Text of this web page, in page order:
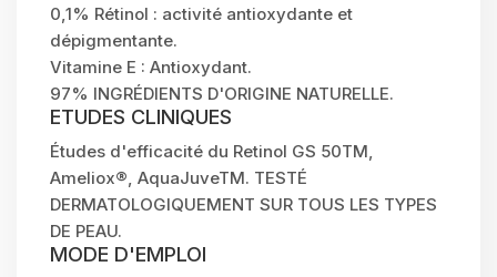
0,1% Rétinol : activité antioxydante et
dépigmentante.
Vitamine E : Antioxydant.
97% INGRÉDIENTS D'ORIGINE NATURELLE.
ETUDES CLINIQUES
Études d'efficacité du Retinol GS 50TM,
Ameliox®, AquaJuveTM. TESTÉ
DERMATOLOGIQUEMENT SUR TOUS LES TYPES
DE PEAU.
MODE D'EMPLOI